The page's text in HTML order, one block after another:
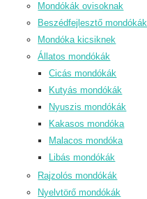
Mondókák ovisoknak
Beszédfejlesztő mondókák
Mondóka kicsiknek
Állatos mondókák
Cicás mondókák
Kutyás mondókák
Nyuszis mondókák
Kakasos mondóka
Malacos mondóka
Libás mondókák
Rajzolós mondókák
Nyelvtörő mondókák